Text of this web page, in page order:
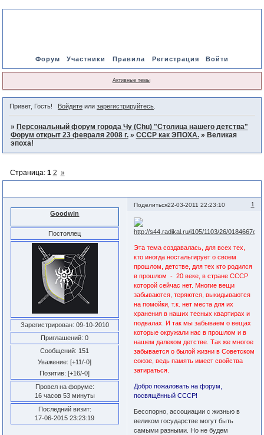
Форум Участники Правила Регистрация Войти
Активные темы
Привет, Гость! Войдитеили зарегистрируйтесь.
» Персональный форум города Чу (Chu) "Столица нашего детства"
Форум открыт 23 февраля 2008 г. » СССР как ЭПОХА. » Великая
эпоха!
Страница: 1 2 »
Поделиться 1
22-03-2011 22:23:10
Goodwin
Постоялец
Зарегистрирован: 09-10-2010
Приглашений: 0
Сообщений: 151
Уважение: [+11/-0]
Позитив: [+16/-0]
Провел на форуме:
16 часов 53 минуты
Последний визит:
17-06-2015 23:23:19
Эта тема создавалась, для всех тех,
кто иногда ностальгирует о своем
прошлом, детстве, для тех кто родился
в прошлом - 20 веке, в стране СССР
которой сейчас нет. Многие вещи
забываются, теряются, выкидываются
на помойки, т.к. нет места для их
хранения в наших тесных квартирах и
подвалах. И так мы забываем о вещах
которые окружали нас в прошлом и в
нашем далеком детстве. Так же многое
забывается о былой жизни в Советском
союзе, ведь память имеет свойства
затираться.
Добро пожаловать на форум,
посвящённый СССР!
Бесспорно, ассоциации с жизнью в
великом государстве могут быть
самыми разными. Но не будем